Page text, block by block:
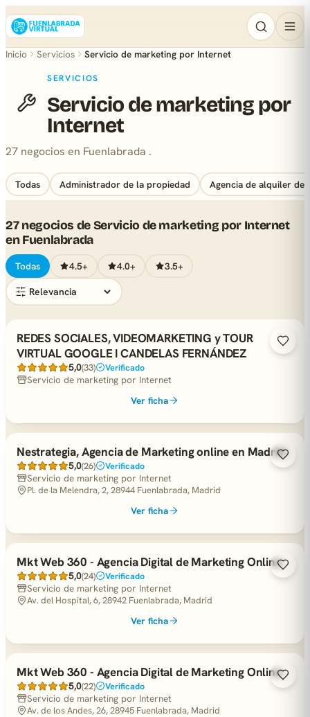
Inicio Servicios Servicio de marketing por Internet
SERVICIOS
Servicio de marketing por
Internet
27 negocios en Fuenlabrada .
Todas Administrador de la propiedad Agencia de alquiler de
27 negocios de Servicio de marketing por Internet
en Fuenlabrada
Todas 4.5+ 4.0+ 3.5+
REDES SOCIALES, VIDEOMARKETING y TOUR
VIRTUAL GOOGLE I CANDELAS FERNÁNDEZ
5,0(33) Verificado
Servicio de marketing por Internet
Ver ficha
Nestrategia, Agencia de Marketing online en Madrid
5,0(26) Verificado
Servicio de marketing por Internet
Pl. de la Melendra, 2, 28944 Fuenlabrada, Madrid
Ver ficha
Mkt Web 360 - Agencia Digital de Marketing Online
5,0(24) Verificado
Servicio de marketing por Internet
Av. del Hospital, 6, 28942 Fuenlabrada, Madrid
Ver ficha
Mkt Web 360 - Agencia Digital de Marketing Online
5,0(22) Verificado
Servicio de marketing por Internet
Av. de los Andes, 26, 28945 Fuenlabrada, Madrid